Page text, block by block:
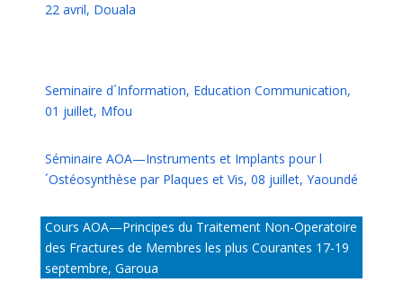
22 avril, Douala
Seminaire d´Information, Education Communication,
01 juillet, Mfou
Séminaire AOA—Instruments et Implants pour l
´Ostéosynthèse par Plaques et Vis, 08 juillet, Yaoundé
Cours AOA—Principes du Traitement Non-Operatoire
des Fractures de Membres les plus Courantes 17-19
septembre, Garoua